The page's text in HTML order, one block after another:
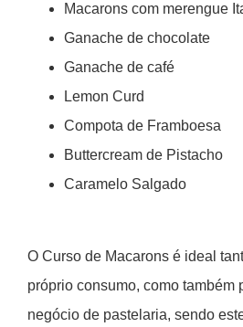
Macarons com merengue
Ganache de chocolate
Ganache de café
Lemon Curd
Compota de Framboesa
Buttercream de Pistacho
Caramelo Salgado
O Curso de Macarons é ideal
próprio consumo, como também
negócio de pastelaria, sendo